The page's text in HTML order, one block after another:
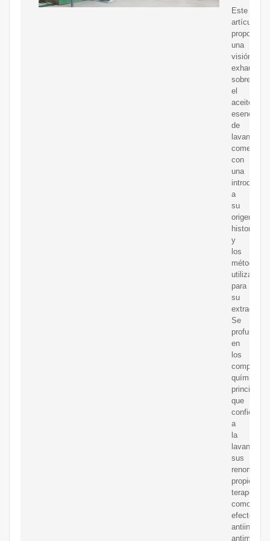
Este
artículo
una
visión
exhaustiva
sobre
el
aceite
esencial
de
lavanda,
con
una
a
su
origen,
historia,
y
los
métodos
utilizados
para
su
extracción.
Se
profundiza
en
los
químicos
principales
que
confieren
a
la
lavanda
sus
como
efectos